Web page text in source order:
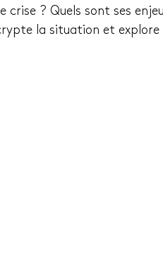
? Quels sont ses
la situation et explore